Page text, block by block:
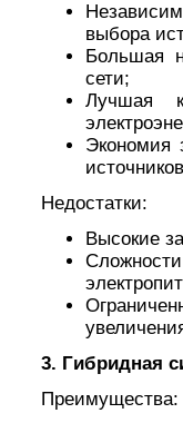
выбора
Большая
сети;
Лучшая
Экономия
Недостатки:
Высокие
3. Гибридная
Преимущества: